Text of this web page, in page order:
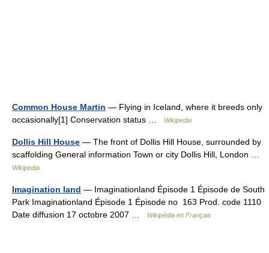
Common House Martin — Flying in Iceland, where it breeds only
occasionally[1] Conservation status …
Wikipedia
Dollis Hill House — The front of Dollis Hill House, surrounded by
scaffolding General information Town or city Dollis Hill, London …
Wikipedia
Imagination land — Imaginationland Épisode 1 Épisode de South
Park Imaginationland Épisode 1 Épisode no 163 Prod. code 1110
Date diffusion 17 octobre 2007 …
Wikipédia en Français